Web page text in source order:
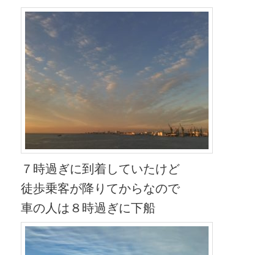
７時過ぎに到着していたけど
徒歩乗客が降りてからなので
車の人は８時過ぎに下船